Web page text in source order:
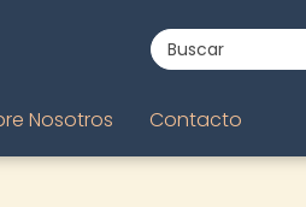
Nosotros Contacto